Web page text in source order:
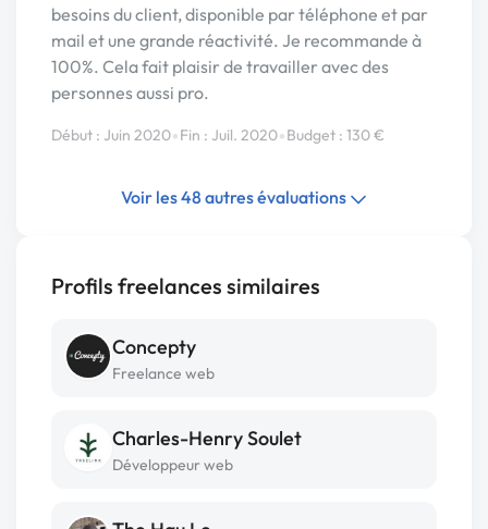
besoins du client, disponible par téléphone et par
mail et une grande réactivité. Je recommande à
100%. Cela fait plaisir de travailler avec des
personnes aussi pro.
Début : Juin 2020•Fin : Juil. 2020•Budget : 130 €
Voir les 48 autres évaluations
Profils freelances similaires
Concepty
Freelance web
Charles-Henry Soulet
Développeur web